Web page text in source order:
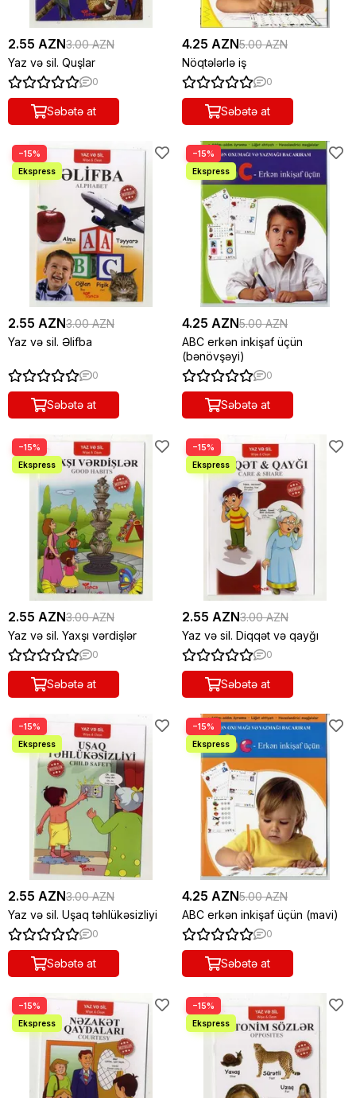
2.55 AZN3.00 AZN
Yaz və sil. Quşlar
0
Səbətə at
4.25 AZN5.00 AZN
Nöqtələrlə iş
0
Səbətə at
−15%
2.55 AZN3.00 AZN
Yaz və sil. Əlifba
0
Səbətə at
−15%
4.25 AZN5.00 AZN
ABC erkən inkişaf üçün
(bənövşəyi)
0
Səbətə at
−15%
2.55 AZN3.00 AZN
Yaz və sil. Yaxşı vərdişlər
0
Səbətə at
−15%
2.55 AZN3.00 AZN
Yaz və sil. Diqqət və qayğı
0
Səbətə at
−15%
2.55 AZN3.00 AZN
Yaz və sil. Uşaq təhlükəsizliyi
0
Səbətə at
−15%
4.25 AZN5.00 AZN
ABC erkən inkişaf üçün (mavi)
0
Səbətə at
−15% −15%